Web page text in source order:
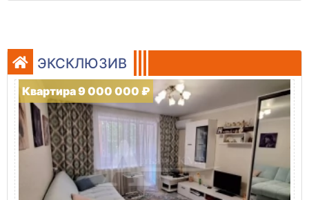
ЭКСКЛЮЗИВ
Квартира 9 000 000 ₽